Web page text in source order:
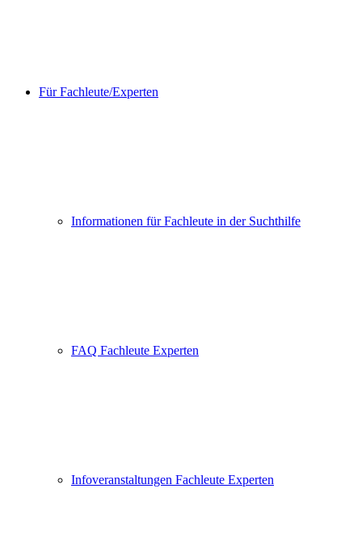
Für Fachleute/Experten
Informationen für Fachleute in der Suchthilfe
FAQ Fachleute Experten
Infoveranstaltungen Fachleute Experten